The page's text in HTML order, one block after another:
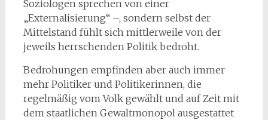
Soziologen sprechen von einer
„Externalisierung“ –, sondern selbst der
Mittelstand fühlt sich mittlerweile von der
jeweils herrschenden Politik bedroht.
Bedrohungen empfinden aber auch immer
mehr Politiker und Politikerinnen, die
regelmäßig vom Volk gewählt und auf Zeit mit
dem staatlichen Gewaltmonopol ausgestattet